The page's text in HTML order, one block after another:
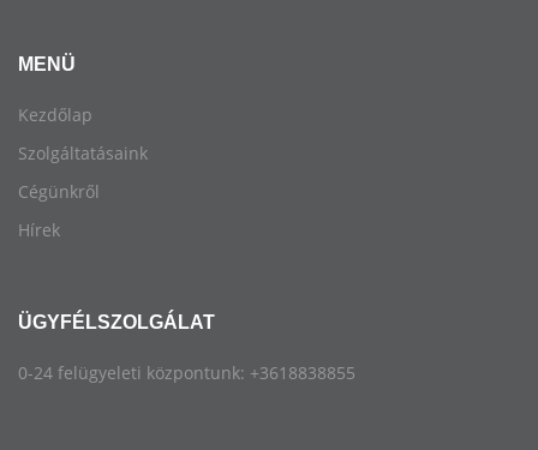
MENÜ
Kezdőlap
Szolgáltatásaink
Cégünkről
Hírek
ÜGYFÉLSZOLGÁLAT
0-24 felügyeleti központunk: +3618838855